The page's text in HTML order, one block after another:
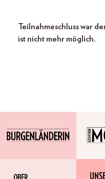
Teilnahmeschluss war
ist nicht mehr möglich.